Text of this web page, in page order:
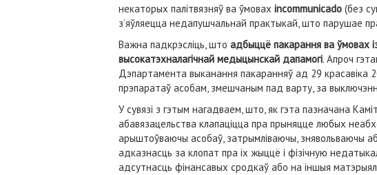
некаторых палітвязняў ва ўмовах incommunicado (без
з’яўляецца недапушчальнай практыкай, што парушае
Важна падкрэсліць, што адбыццё пакарання ва ўмовах
высокатэхналагічнай медыцынскай дапамогі. Апроч
Дэпартамента выканання пакаранняў ад 29
прэпаратаў асобам, змешчаным пад варту, за
У сувязі з гэтым нагадваем, што, як гэта пазначана
абавязацельства клапаціцца пра прыняцце любых
арыштоўваючы асобаў, затрымліваючы, знявольваючы
адказнасць за клопат пра іх жыццё і фізічную
адсутнасць фінансавых сродкаў або на іншыя